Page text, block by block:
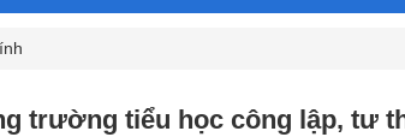
trường tiểu học công lập, tư